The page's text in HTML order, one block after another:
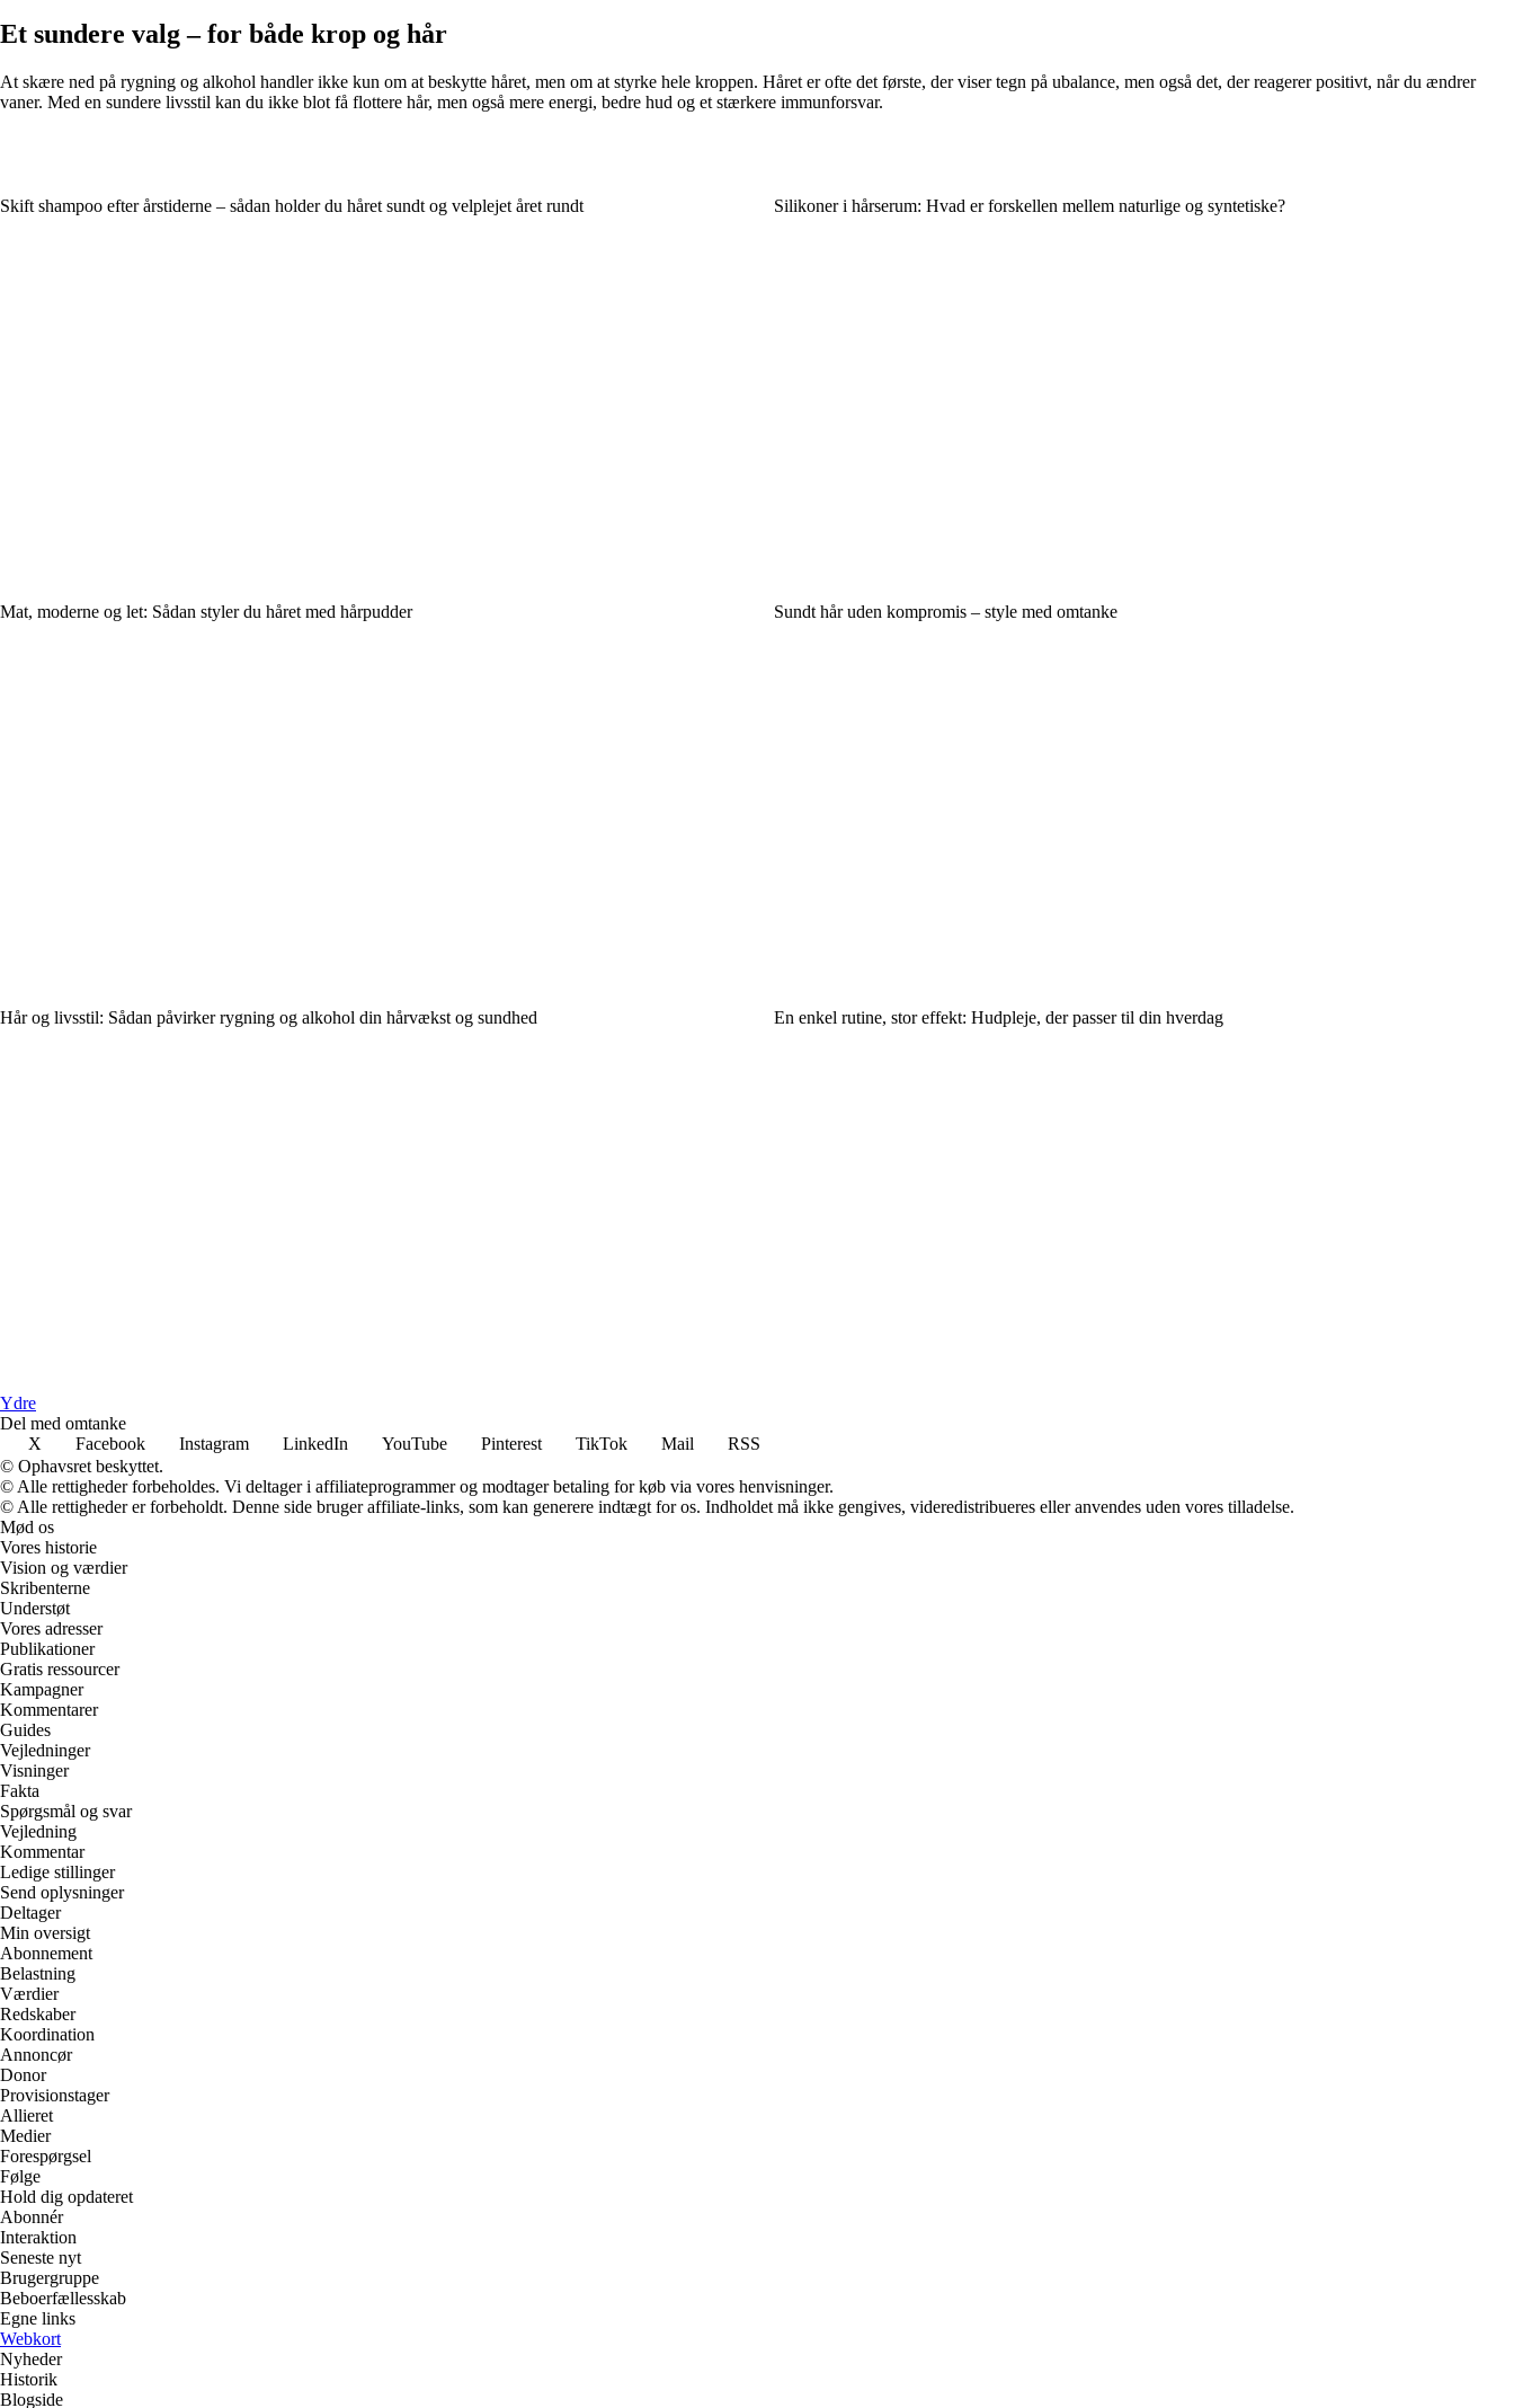
Et sundere valg – for både krop og hår
At skære ned på rygning og alkohol handler ikke kun om at beskytte håret, men om at styrke hele kroppen. Håret er ofte det første, der viser tegn på ubalance, men også det, der reagerer positivt, når du ændrer
vaner. Med en sundere livsstil kan du ikke blot få flottere hår, men også mere energi, bedre hud og et stærkere immunforsvar.
Skift shampoo efter årstiderne – sådan holder du håret sundt og velplejet året rundt Silikoner i hårserum: Hvad er forskellen mellem naturlige og syntetiske?
Mat, moderne og let: Sådan styler du håret med hårpudder Sundt hår uden kompromis – style med omtanke
Hår og livsstil: Sådan påvirker rygning og alkohol din hårvækst og sundhed En enkel rutine, stor effekt: Hudpleje, der passer til din hverdag
Ydre
Del med omtanke
X
Facebook Instagram LinkedIn YouTube Pinterest TikTok Mail
RSS
© Ophavsret beskyttet.
© Alle rettigheder forbeholdes. Vi deltager i affiliateprogrammer og modtager betaling for køb via vores henvisninger.
© Alle rettigheder er forbeholdt. Denne side bruger affiliate-links, som kan generere indtægt for os. Indholdet må ikke gengives, videredistribueres eller anvendes uden vores tilladelse.
Mød os
Vores historie
Vision og værdier
Skribenterne
Understøt
Vores adresser
Publikationer
Gratis ressourcer
Kampagner
Kommentarer
Guides
Vejledninger
Visninger
Fakta
Spørgsmål og svar
Vejledning
Kommentar
Ledige stillinger
Send oplysninger
Deltager
Min oversigt
Abonnement
Belastning
Værdier
Redskaber
Koordination
Annoncør
Donor
Provisionstager
Allieret
Medier
Forespørgsel
Følge
Hold dig opdateret
Abonnér
Interaktion
Seneste nyt
Brugergruppe
Beboerfællesskab
Egne links
Webkort
Nyheder
Historik
Blogside